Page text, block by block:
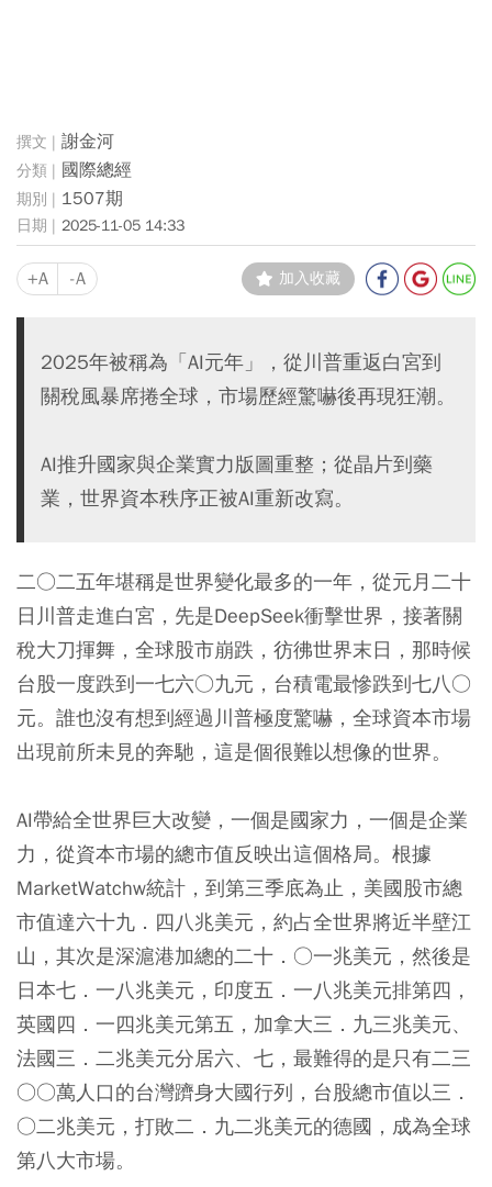
謝金河
國際總經
1507期
2025-11-05 14:33
+A -A 加入收藏
2025年被稱為「AI元年」，從川普重返白宮到
關稅風暴席捲全球，市場歷經驚嚇後再現狂潮。
AI推升國家與企業實力版圖重整；從晶片到藥
業，世界資本秩序正被AI重新改寫。
二○二五年堪稱是世界變化最多的一年，從元月二十
日川普走進白宮，先是DeepSeek衝擊世界，接著關
稅大刀揮舞，全球股市崩跌，彷彿世界末日，那時候
台股一度跌到一七六○九元，台積電最慘跌到七八○
元。誰也沒有想到經過川普極度驚嚇，全球資本市場
出現前所未見的奔馳，這是個很難以想像的世界。
AI帶給全世界巨大改變，一個是國家力，一個是企業
力，從資本市場的總市值反映出這個格局。根據
MarketWatchw統計，到第三季底為止，美國股市總
市值達六十九．四八兆美元，約占全世界將近半壁江
山，其次是深滬港加總的二十．○一兆美元，然後是
日本七．一八兆美元，印度五．一八兆美元排第四，
英國四．一四兆美元第五，加拿大三．九三兆美元、
法國三．二兆美元分居六、七，最難得的是只有二三
○○萬人口的台灣躋身大國行列，台股總市值以三．
○二兆美元，打敗二．九二兆美元的德國，成為全球
第八大市場。